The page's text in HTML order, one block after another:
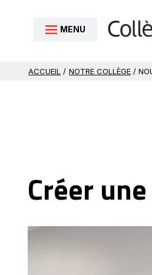
MENU
ACCUEIL / NOTRE COLLÈGE /
Créer